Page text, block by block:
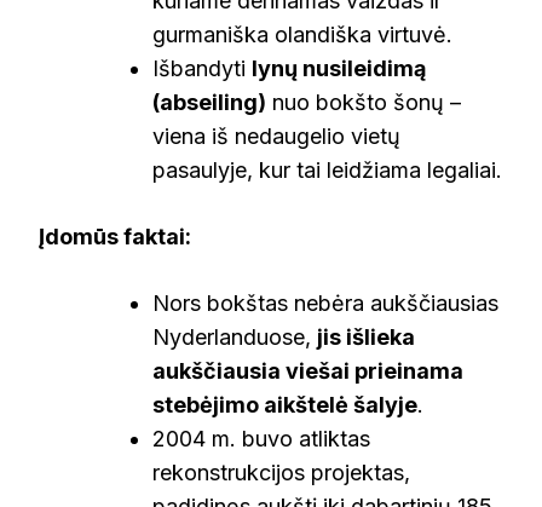
gurmaniška olandiška virtuvė.
Išbandyti lynų nusileidimą
(abseiling) nuo bokšto šonų –
viena iš nedaugelio vietų
pasaulyje, kur tai leidžiama legaliai.
Įdomūs faktai:
Nors bokštas nebėra aukščiausias
Nyderlanduose, jis išlieka
aukščiausia viešai prieinama
stebėjimo aikštelė šalyje.
2004 m. buvo atliktas
rekonstrukcijos projektas,